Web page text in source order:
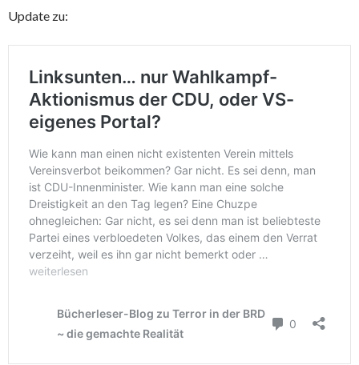
Update zu: